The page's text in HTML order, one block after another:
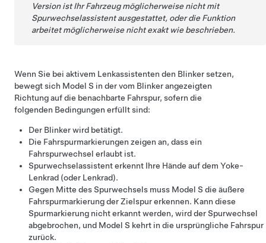
Version ist Ihr Fahrzeug möglicherweise nicht mit
Spurwechselassistentausgestattet, oder die Funktion
arbeitet möglicherweise nicht exakt wie beschrieben.
Wenn Sie bei aktivem Lenkassistenten den Blinker setzen,
bewegt sich Model S in der vom Blinker angezeigten
Richtung auf die benachbarte Fahrspur, sofern die
folgenden Bedingungen erfüllt sind:
Der Blinker wird betätigt.
Die Fahrspurmarkierungen zeigen an, dass ein
Fahrspurwechsel erlaubt ist.
Spurwechselassistenterkennt Ihre Hände auf dem Yoke-
Lenkrad (oder Lenkrad).
Gegen Mitte des Spurwechsels muss Model S die äußere
Fahrspurmarkierung der Zielspur erkennen. Kann diese
Spurmarkierung nicht erkannt werden, wird der Spurwechsel
abgebrochen, und Model S kehrt in die ursprüngliche Fahrspur
zurück.